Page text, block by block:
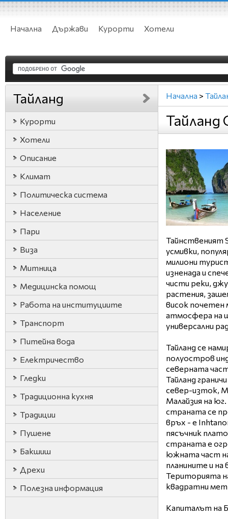
Начална Държави Курорти Хотели
Тайланд
Курорти
Хотели
Описание
Климат
Политическа система
Население
Пари
Виза
Митница
Медицинска помощ
Работа на институциите
Транспорт
Питейна вода
Електричество
Гледки
Традиционна кухня
Традиции
Пушене
Бакшиш
Дрехи
Полезна информация
Начална >
Тайланд
Тайнственият
усмивки,
милиони
изненада и
чисти реки,
растения,
висок почетен
атмосфера на
универсални
Тайланд се
полуостров
северната
Тайланд
север-изток,
Малайзия на
страната се
връх - е
пясъчник
страната е
южната част
планините и
Територията
квадратни
Капиталът на